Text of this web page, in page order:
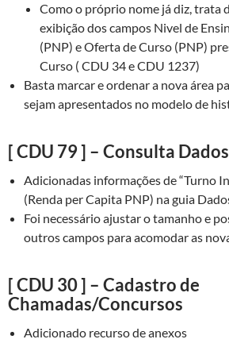
Como o próprio nome já diz, trata
exibição dos campos Nivel de
(PNP) e Oferta de Curso (PNP)
Curso ( CDU 34 e CDU 1237)
Basta marcar e ordenar a nova área
sejam apresentados no modelo de
[ CDU 79 ] – Consulta
Adicionadas informações de “Turno
(Renda per Capita PNP) na guia
Foi necessário ajustar o tamanho e
outros campos para acomodar as
[ CDU 30 ] – Cadastro de
Chamadas/Concursos
Adicionado recurso de anexos